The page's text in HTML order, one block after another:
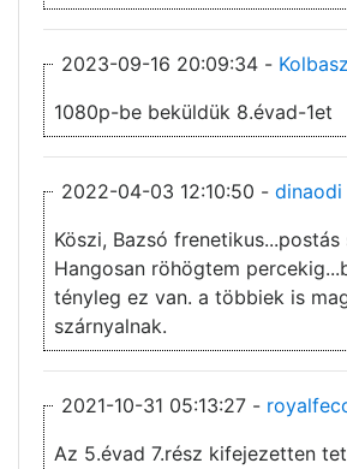
2023-09-16 20:09:34 -
1080p-be beküldük 8.évad-1et
2022-04-03 12:10:50 - dinaodi
Köszi, Bazsó frenetikus...postás
Hangosan röhögtem
tényleg ez van. a többiek is
szárnyalnak.
2021-10-31 05:13:27 -
Az 5.évad 7.rész kifejezetten